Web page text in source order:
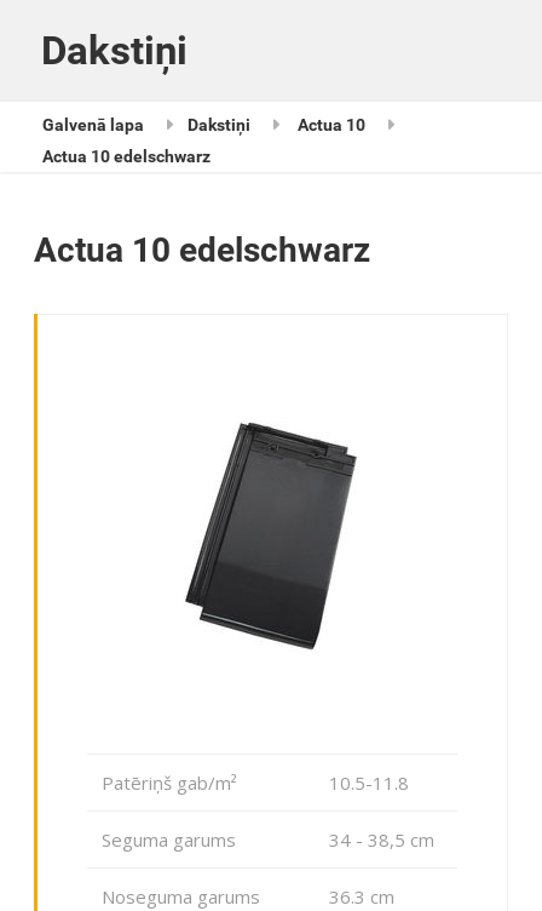
Dakstiņi
Galvenā lapa Dakstiņi
Actua 10
Actua 10 edelschwarz
Actua 10 edelschwarz
Patēriņš gab/m² 10.5-11.8
Seguma garums 34 - 38,5 сm
Noseguma garums 36.3 cm